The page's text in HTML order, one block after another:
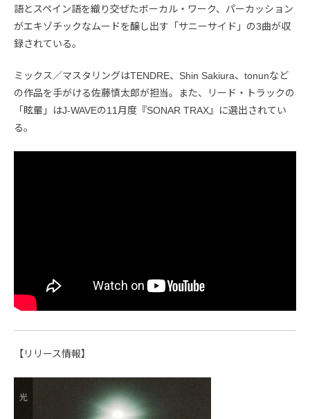
語とスペイン語を織り交ぜたボーカル・ワーク、パーカッション
がエキゾチックなムードを醸し出す「サニーサイド」の3曲が収
録されている。
ミックス／マスタリングはTENDRE、Shin Sakiura、tonunなど
の作品を手がける佐藤慎太郎が担当。また、リード・トラックの
「眩暈」はJ-WAVEの11月度『SONAR TRAX』に選出されてい
る。
【リリース情報】